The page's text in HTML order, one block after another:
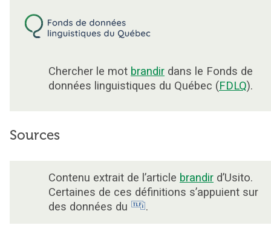
Chercher le mot brandir dans le Fonds de
données linguistiques du Québec (FDLQ).
Sources
Contenu extrait de l’article brandir d’Usito.
Certaines de ces définitions s’appuient sur
des données du
.